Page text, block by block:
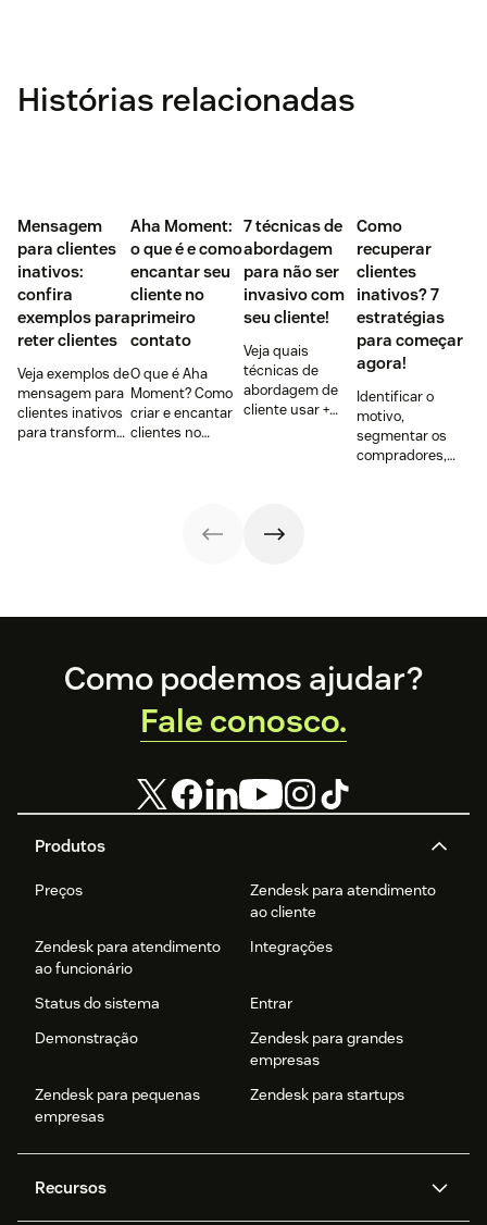
Histórias relacionadas
Mensagem
para clientes
inativos:
confira
exemplos para
reter clientes
Veja exemplos de
mensagem para
clientes inativos
para transformá-
Aha Moment:
o que é e como
encantar seu
cliente no
primeiro
contato
O que é Aha
Moment? Como
criar e encantar
clientes no
Moment? Case
7 técnicas de
abordagem
para não ser
invasivo com
seu cliente!
Veja quais
técnicas de
abordagem de
cliente usar +
corretamente.
Como
recuperar
clientes
inativos? 7
estratégias
para começar
agora!
Identificar o
motivo,
segmentar os
compradores,
Footer
Produtos
Preços
Zendesk para atendimento
ao cliente
Zendesk para atendimento
ao funcionário
Integrações
Status do sistema
Entrar
Demonstração
Zendesk para grandes
empresas
Zendesk para pequenas
empresas
Zendesk para startups
Recursos
Como podemos ajudar?
Fale conosco.